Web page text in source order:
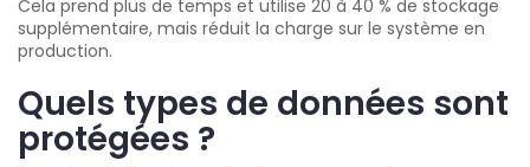
Cela prend plus de temps et utilise 20 à 40 % de stockage
supplémentaire, mais réduit la charge sur le système en
production.
Quels types de données sont
protégées ?